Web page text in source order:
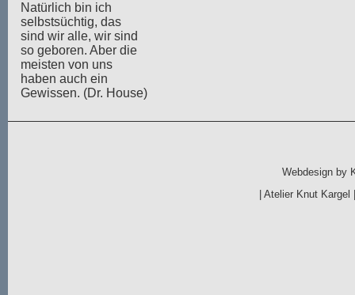
Natürlich bin ich
selbstsüchtig, das
sind wir alle, wir sind
so geboren. Aber die
meisten von uns
haben auch ein
Gewissen. (Dr. House)
Webdesign by
|Atelier Knut Kargel